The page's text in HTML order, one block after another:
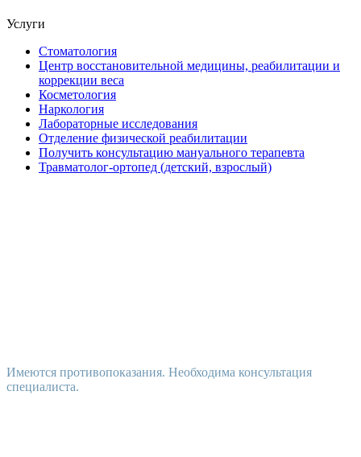
Услуги
Стоматология
Центр восстановительной медицины, реабилитации и
коррекции веса
Косметология
Наркология
Лабораторные исследования
Отделение физической реабилитации
Получить консультацию мануального терапевта
Травматолог-ортопед (детский, взрослый)
Имеются противопоказания. Необходима консультация
специалиста.